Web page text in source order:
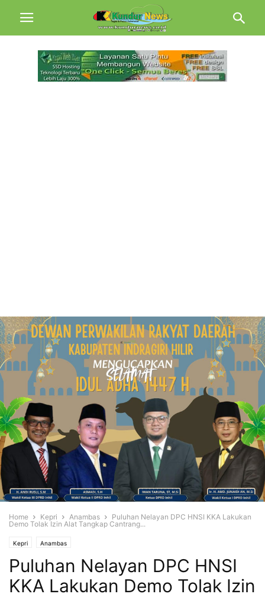
Home Kepri Anambas
Puluhan Nelayan DPC HNSI KKA Lakukan
Demo Tolak Izin Alat Tangkap Cantrang...
Kepri Anambas
Puluhan Nelayan DPC HNSI
KKA Lakukan Demo Tolak Izin